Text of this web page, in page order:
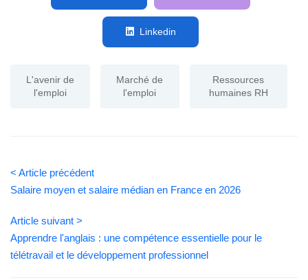
Linkedin
L'avenir de
l'emploi
Marché de
l'emploi
Ressources
humaines RH
< Article précédent
Salaire moyen et salaire médian en France en 2026
Article suivant >
Apprendre l'anglais : une compétence essentielle pour le
télétravail et le développement professionnel